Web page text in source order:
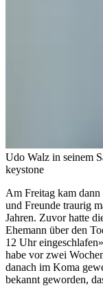
Udo Walz in seinem
keystone
Am Freitag kam
und Freunde traurig
Jahren. Zuvor hatte
Ehemann über den
12 Uhr
habe vor zwei
danach im Koma
bekannt geworden,